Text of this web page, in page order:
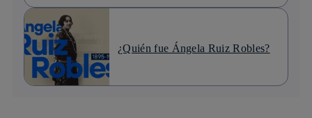
¿Quién fue Ángela Ruiz Robles?